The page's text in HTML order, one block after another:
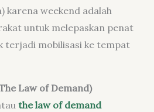
karena weekend adalah
untuk melepaskan penat
terjadi mobilisasi ke tempat
Law of Demand)
the law of demand